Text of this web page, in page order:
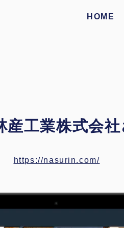
HOME
産工業株式会社
https://nasurin.com/